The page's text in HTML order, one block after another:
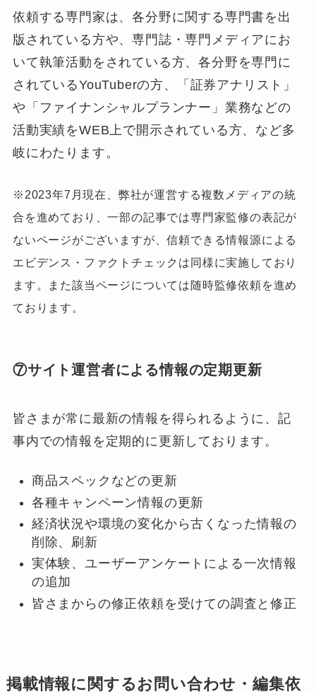
依頼する専門家は、各分野に関する専門書を出
版されている方や、専門誌・専門メディアにお
いて執筆活動をされている方、各分野を専門に
されているYouTuberの方、「証券アナリスト」
や「ファイナンシャルプランナー」業務などの
活動実績をWEB上で開示されている方、など多
岐にわたります。
※2023年7月現在、弊社が運営する複数メディアの統
合を進めており、一部の記事では専門家監修の表記が
ないページがございますが、信頼できる情報源による
エビデンス・ファクトチェックは同様に実施しており
ます。また該当ページについては随時監修依頼を進め
ております。
⑦サイト運営者による情報の定期更新
皆さまが常に最新の情報を得られるように、記
事内での情報を定期的に更新しております。
商品スペックなどの更新
各種キャンペーン情報の更新
経済状況や環境の変化から古くなった情報の
削除、刷新
実体験、ユーザーアンケートによる一次情報
の追加
皆さまからの修正依頼を受けての調査と修正
掲載情報に関するお問い合わせ・編集依